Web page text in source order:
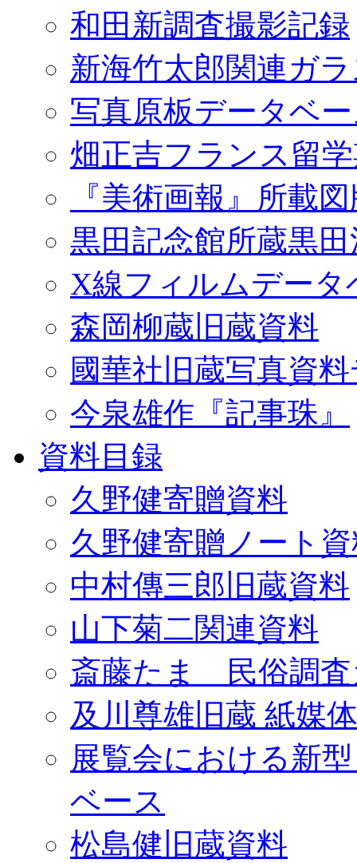
和田新調査撮影記録
新海竹太郎関連ガ
写真原板データベ
畑正吉フランス留
『美術画報』所載
黒田記念館所蔵黒
X線フィルムデータ
森岡柳蔵旧蔵資料
國華社旧蔵写真資
今泉雄作『記事珠』
資料目録
久野健寄贈資料
久野健寄贈ノート
中村傳三郎旧蔵資料
山下菊二関連資料
斎藤たま 民俗調査
及川尊雄旧蔵 紙媒
展覧会における新
ベース
松島健旧蔵資料